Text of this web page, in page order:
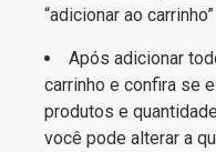
“adicionar ao carrinho”
Após adicionar
carrinho e confira se
produtos e
você pode alterar a